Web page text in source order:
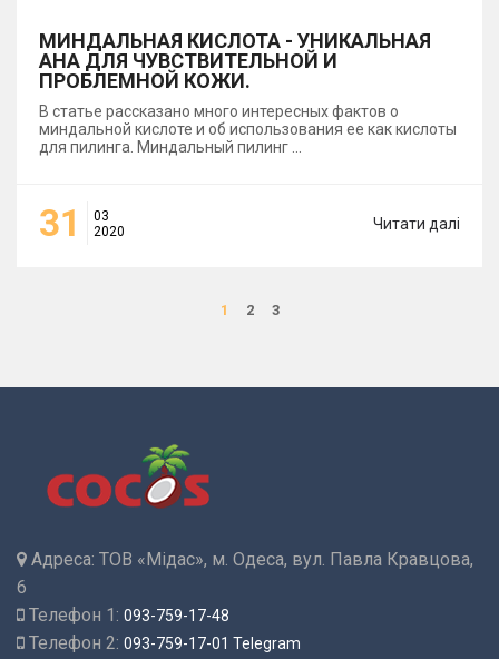
МИНДАЛЬНАЯ КИСЛОТА - УНИКАЛЬНАЯ
АНА ДЛЯ ЧУВСТВИТЕЛЬНОЙ И
ПРОБЛЕМНОЙ КОЖИ.
В статье рассказано много интересных фактов о
миндальной кислоте и об использования ее как кислоты
для пилинга. Миндальный пилинг ...
31
03
2020
Читати далі
1 2 3
Адреса: ТОВ «Мідас», м. Одеса, вул. Павла Кравцова,
6
Телефон 1: 093-759-17-48
Телефон 2: 093-759-17-01 Telegram